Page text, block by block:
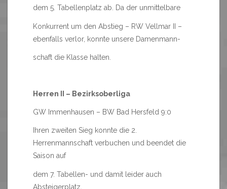
dem 5. Tabellenplatz ab. Da der unmittelbare
Konkurrent um den Abstieg – RW Vellmar II –
ebenfalls verlor, konnte unsere Damenmann-
schaft die Klasse halten.
Herren II – Bezirksoberliga
GW Immenhausen – BW Bad Hersfeld 9:0
Ihren zweiten Sieg konnte die 2.
Herrenmannschaft verbuchen und beendet die
Saison auf
dem 7. Tabellen- und damit leider auch
Absteigerplatz.